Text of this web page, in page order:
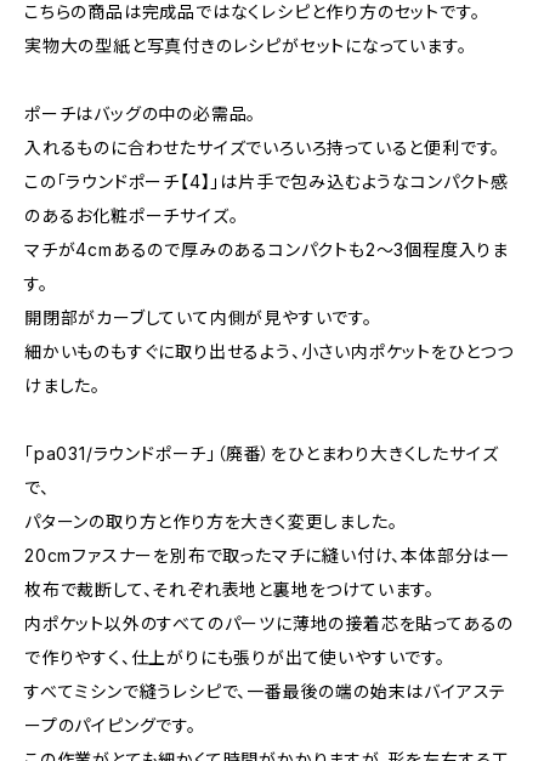
こちらの商品は完成品ではなくレシピと作り方のセットです。
実物大の型紙と写真付きのレシピがセットになっています。
ポーチはバッグの中の必需品。
入れるものに合わせたサイズでいろいろ持っていると便利です。
この「ラウンドポーチ【4】」は片手で包み込むようなコンパクト感
のあるお化粧ポーチサイズ。
マチが4cmあるので厚みのあるコンパクトも2～3個程度入りま
す。
開閉部がカーブしていて内側が見やすいです。
細かいものもすぐに取り出せるよう、小さい内ポケットをひとつつ
けました。
「pa031/ラウンドポーチ」（廃番）をひとまわり大きくしたサイズ
で、
パターンの取り方と作り方を大きく変更しました。
20cmファスナーを別布で取ったマチに縫い付け、本体部分は一
枚布で裁断して、それぞれ表地と裏地をつけています。
内ポケット以外のすべてのパーツに薄地の接着芯を貼ってあるの
で作りやすく、仕上がりにも張りが出て使いやすいです。
すべてミシンで縫うレシピで、一番最後の端の始末はバイアステ
ープのパイピングです。